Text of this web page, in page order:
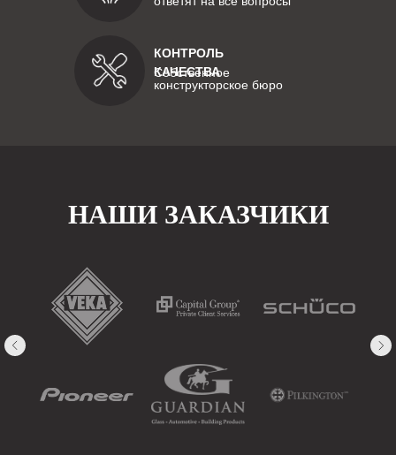
КОНТРОЛЬ
КАЧЕСТВА
Собственное
конструкторское бюро
НАШИ ЗАКАЗЧИКИ